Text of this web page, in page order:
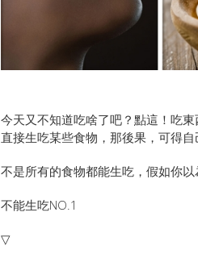
今天又不知道吃啥了吧？點這！吃
直接生吃某些食物，那後果，可得自
不是所有的食物都能生吃，假如你
不能生吃NO.1
▽